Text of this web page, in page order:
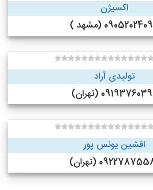
اکسیژن
(مشهد )
تولیدی آراد
(تهران)
افشین یونس پور
(تهران)